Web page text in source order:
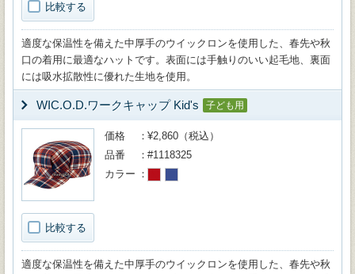
比較する
適度な保温性を備えた中厚手のウイックロンを使用した、春先や秋
口の着用に最適なハットです。表面には手触りのいい起毛地、裏面
には吸水拡散性に優れた生地を使用。
WIC.O.D.ワークキャップ Kid's 子ども用
比較する
価格
¥2,860（税込）
品番
#1118325
カラー
適度な保温性を備えた中厚手のウイックロンを使用した、春先や秋